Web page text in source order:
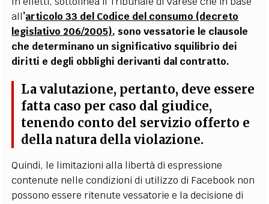
all’articolo 33 del Codice del consumo (decreto
legislativo 206/2005), sono vessatorie le clausole
che determinano un significativo squilibrio dei
diritti e degli obblighi derivanti dal contratto.
La valutazione, pertanto, deve essere
fatta caso per caso dal giudice,
tenendo conto del servizio offerto e
della natura della violazione.
Quindi, le limitazioni alla libertà di espressione
contenute nelle condizioni di utilizzo di Facebook non
possono essere ritenute vessatorie e la decisione di